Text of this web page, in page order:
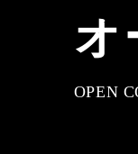
オ
OPEN